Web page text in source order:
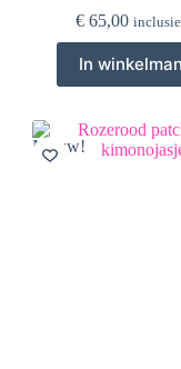
€65,00
In
Nieuw!